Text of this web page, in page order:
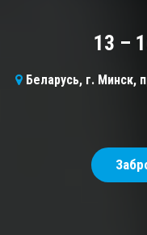
13 –
Беларусь, г. Минск,